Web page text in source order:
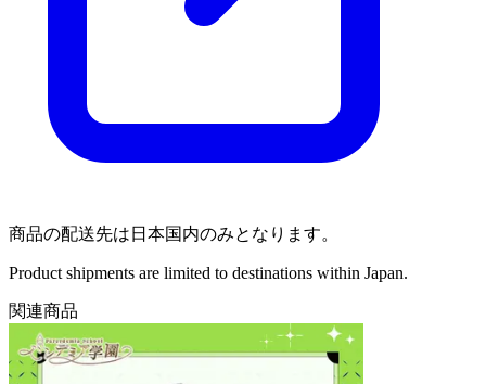
商品の配送先は日本国内のみとなります。
Product shipments are limited to destinations within Japan.
関連商品